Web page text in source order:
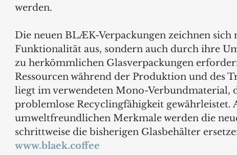
werden.
Die neuen BLÆK-Verpackungen zeichnen
Funktionalität aus, sondern auch durch ihre
zu herkömmlichen Glasverpackungen
Ressourcen während der Produktion und des
liegt im verwendeten Mono-Verbundmaterial,
problemlose Recyclingfähigkeit gewährleistet.
umweltfreundlichen Merkmale werden die
schrittweise die bisherigen Glasbehälter
www.blaek.coffee